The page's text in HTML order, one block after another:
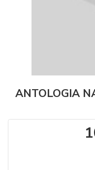
ANTOLOGIA